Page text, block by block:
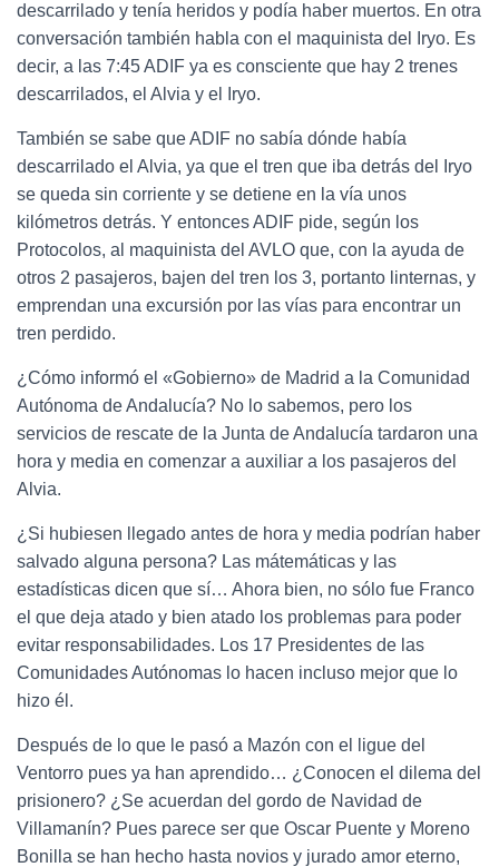
descarrilado y tenía heridos y podía haber muertos. En otra
conversación también habla con el maquinista del Iryo. Es
decir, a las 7:45 ADIF ya es consciente que hay 2 trenes
descarrilados, el Alvia y el Iryo.
También se sabe que ADIF no sabía dónde había
descarrilado el Alvia, ya que el tren que iba detrás del Iryo
se queda sin corriente y se detiene en la vía unos
kilómetros detrás. Y entonces ADIF pide, según los
Protocolos, al maquinista del AVLO que, con la ayuda de
otros 2 pasajeros, bajen del tren los 3, portanto linternas, y
emprendan una excursión por las vías para encontrar un
tren perdido.
¿Cómo informó el «Gobierno» de Madrid a la Comunidad
Autónoma de Andalucía? No lo sabemos, pero los
servicios de rescate de la Junta de Andalucía tardaron una
hora y media en comenzar a auxiliar a los pasajeros del
Alvia.
¿Si hubiesen llegado antes de hora y media podrían haber
salvado alguna persona? Las mátemáticas y las
estadísticas dicen que sí… Ahora bien, no sólo fue Franco
el que deja atado y bien atado los problemas para poder
evitar responsabilidades. Los 17 Presidentes de las
Comunidades Autónomas lo hacen incluso mejor que lo
hizo él.
Después de lo que le pasó a Mazón con el ligue del
Ventorro pues ya han aprendido… ¿Conocen el dilema del
prisionero? ¿Se acuerdan del gordo de Navidad de
Villamanín? Pues parece ser que Oscar Puente y Moreno
Bonilla se han hecho hasta novios y jurado amor eterno,